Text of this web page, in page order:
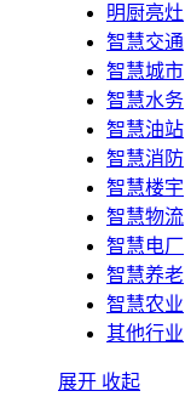
明厨亮灶
智慧交通
智慧城市
智慧水务
智慧油站
智慧消防
智慧楼宇
智慧物流
智慧电厂
智慧养老
智慧农业
其他行业
展开 收起